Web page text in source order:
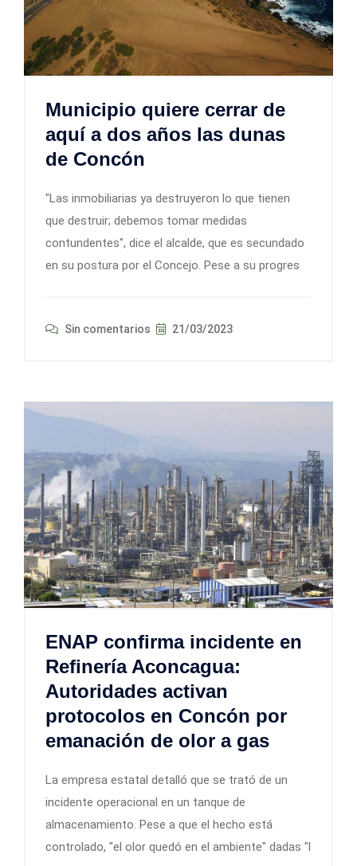
Municipio quiere cerrar de
aquí a dos años las dunas
de Concón
"Las inmobiliarias ya destruyeron lo que tienen
que destruir; debemos tomar medidas
contundentes", dice el alcalde, que es secundado
en su postura por el Concejo. Pese a su progres
Sin comentarios 21/03/2023
ENAP confirma incidente en
Refinería Aconcagua:
Autoridades activan
protocolos en Concón por
emanación de olor a gas
La empresa estatal detalló que se trató de un
incidente operacional en un tanque de
almacenamiento. Pese a que el hecho está
controlado, "el olor quedó en el ambiente" dadas "l